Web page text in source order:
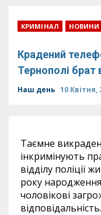
КРИМІНАЛ НОВИНИ
Крадений
Тернополі брат
Наш день 10 Квітня,
Таємне
інкримінують
відділу поліції
року
чоловікові
відповідальність.